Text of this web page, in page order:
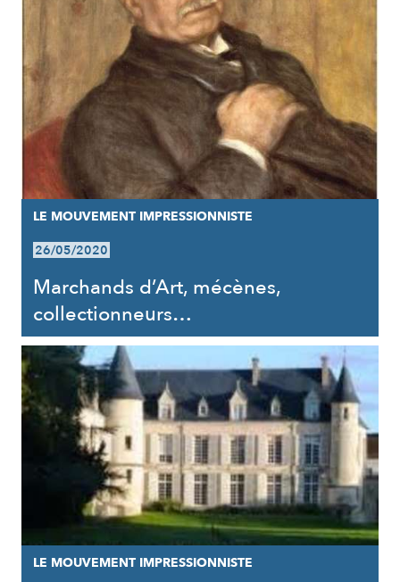
LE MOUVEMENT IMPRESSIONNISTE
26/05/2020
Marchands d’Art, mécènes,
collectionneurs…
LE MOUVEMENT IMPRESSIONNISTE